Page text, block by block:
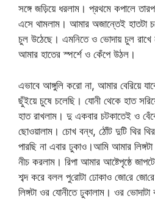
সঙ্গে জড়িয়ে ধরলাম। প্রথমে কপালে
এসে থামলাম। আমার অজান্তেই হাতটা
চুল উঠেছে। এমনিতে ও ভোদায় চুল রাখে
আমার হাতের স্পর্শে ও কেঁপে উঠল।
এভাবে আঙ্গুলি করো না, আমার বেরিয়ে
ছুঁইয়ে চুষে চলেছি। যোনী থেকে হাত
হাত রাখলাম। দু একবার চটকাতেই ও
ছোওয়ালাম। চোখ বন্ধ, ঠোঁট দুটি থির
পারছি না এবার ঢুকাও।আমি আমার
নীচ করলাম। রিপা আমার আষ্টেপৃষ্ঠে
শব্দ করে বলল পু‌রোটা ঢোকাও জো‌রে
লিঙ্গটা ওর যোনীতে ঢুকালাম। ওর